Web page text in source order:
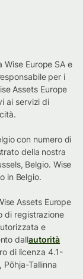
Europe SA e
per i
Assets Europe
ai servizi di
con numero di
della nostra
Belgio. Wise
in Belgio.
Assets Europe
di registrazione
e
dallautorità
di licenza 4.1-
Tallinna